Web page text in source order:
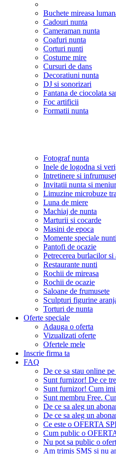
Buchete mireasa
Cadouri nunta
Cameraman nunta
Coafuri nunta
Corturi nunti
Costume mire
Cursuri de dans
Decoratiuni nunta
DJ si sonorizari
Fantana de ciocolata
Foc artificii
Formatii nunta
Fotograf nunta
Inele de logodna si
Intretinere si
Invitatii nunta si
Limuzine microbuze
Luna de miere
Machiaj de nunta
Marturii si cocarde
Masini de epoca
Momente speciale nunti
Pantofi de ocazie
Petrecerea burlacilor
Restaurante nunti
Rochii de mireasa
Rochii de ocazie
Saloane de frumusete
Sculpturi figurine
Torturi de nunta
Oferte speciale
Adauga o oferta
Vizualizati oferte
Ofertele mele
Inscrie firma ta
FAQ
De ce sa stau online
Sunt furnizor! De ce
Sunt furnizor! Cum
Sunt membru Free.
De ce sa aleg un
De ce sa aleg un
Ce este o OFERTA
Cum public o
Nu pot sa public o
Am trimis SMS si nu